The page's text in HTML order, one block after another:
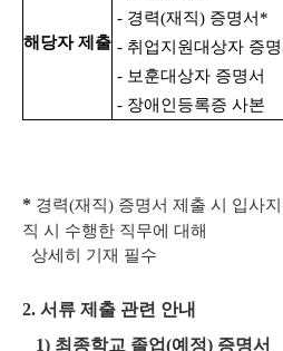
해당자 제출
- 경력(재직) 증명서*
- 취업지원대상자 증명
- 보훈대상자 증명서
- 장애인등록증 사본
* 경력(재직) 증명서 제출 시 입사
직 시 수행한 직무에 대해
상세히 기재 필수
2. 서류 제출 관련 안내
1) 최종학교 졸업(예정) 증명서